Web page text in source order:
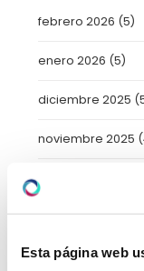
Esta página web
febrero 2026 (5)
enero 2026 (5)
diciembre 2025
noviembre 2025
septiembre 2025
agosto 2025(2)